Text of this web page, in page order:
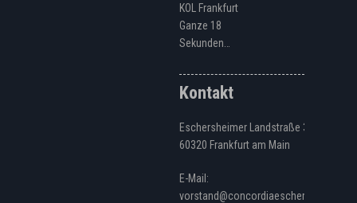
KOL Frankfurt
Ganze 18
Sekunden…
Kontakt
Eschersheimer Landstraße 328
60320 Frankfurt am Main
E-Mail:
vorstand@concordiaeschersheim.de